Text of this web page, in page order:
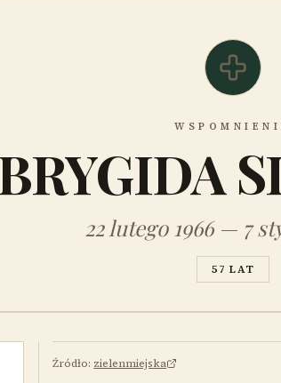
22 lutego 1966 — 7
57 LAT
Źródło: zielenmiejska